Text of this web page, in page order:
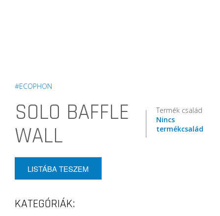
#ECOPHON
SOLO BAFFLE
WALL
Termék család
Nincs
termékcsalád
LISTÁBA TESZEM
KATEGÓRIÁK: